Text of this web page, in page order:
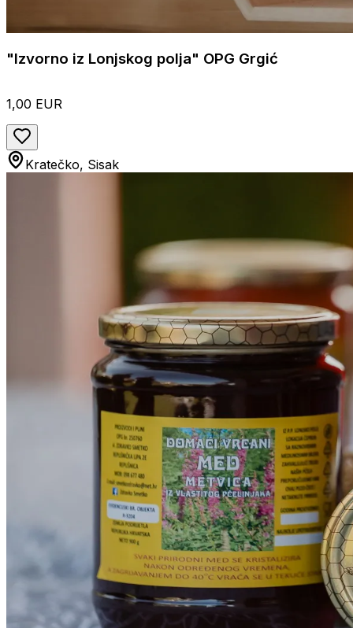
"Izvorno iz Lonjskog polja" OPG Grgić
1,00 EUR
Kratečko, Sisak